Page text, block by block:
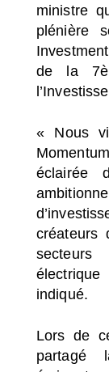
ministre
plénière
de la
« Nous
éclairée
créateurs
secteurs
indiqué.
Lors de
partagé